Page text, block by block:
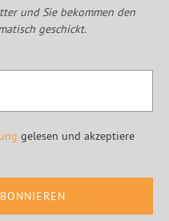
und Sie bekommen den
geschickt.
gelesen und akzeptiere